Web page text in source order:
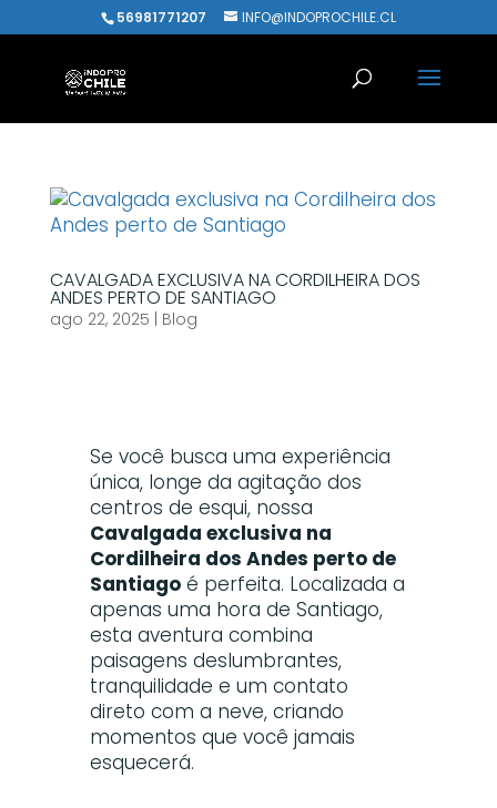
56981771207 INFO@INDOPROCHILE.CL
CAVALGADA EXCLUSIVA NA CORDILHEIRA DOS
ANDES PERTO DE SANTIAGO
ago 22, 2025 Blog
Se você busca uma experiência
única, longe da agitação dos
centros de esqui, nossa
Cavalgada exclusiva na
Cordilheira dos Andes perto de
Santiagoé perfeita. Localizada a
apenas uma hora de Santiago,
esta aventura combina
paisagens deslumbrantes,
tranquilidade e um contato
direto com a neve, criando
momentos que você jamais
esquecerá.